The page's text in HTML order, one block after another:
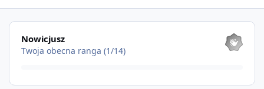
Pokaż wszystkie
Nowicjusz
Twoja obecna ranga (1/14)